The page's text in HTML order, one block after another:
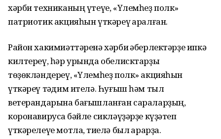
хәрби техниканың үтеүе, «Үлемһеҙ полк»
патриотик акцияһын үткәреү ҡаралған.
Район хакимиәттәренә хәрби ҡәберлектәрҙе ипкә
килтереү, һәр урында обелисктарҙы
төҙөкләндереү, «Үлемһеҙ полк» акцияһын
үткәреү тәҡдим ителә. Һуғыш һәм тыл
ветерандарына бағышланған сараларҙың,
коронавирусҡа бәйле сикләүҙәрҙе күҙәтеп
үткәрелеүе мотлаҡ, тиелә был ҡарарҙа.